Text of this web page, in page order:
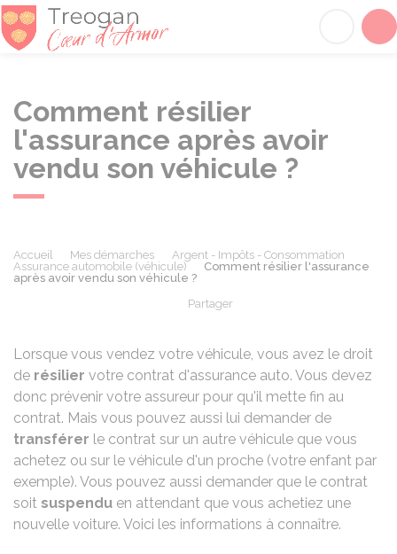
Comment résilier
l'assurance après avoir
vendu son véhicule ?
Accueil Mes démarches
Argent - Impôts - Consommation
Assurance automobile (véhicule)
Comment résilier l'assurance
après avoir vendu son véhicule ?
Partager
Lorsque vous vendez votre véhicule, vous avez le droit
de résilier votre contrat d'assurance auto. Vous devez
donc prévenir votre assureur pour qu'il mette fin au
contrat. Mais vous pouvez aussi lui demander de
transférer le contrat sur un autre véhicule que vous
achetez ou sur le véhicule d'un proche (votre enfant par
exemple). Vous pouvez aussi demander que le contrat
soit suspendu en attendant que vous achetiez une
nouvelle voiture. Voici les informations à connaître.